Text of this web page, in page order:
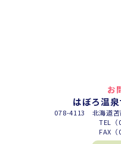
お
はぼろ温
078-4113 北海道苫
TEL（
FAX